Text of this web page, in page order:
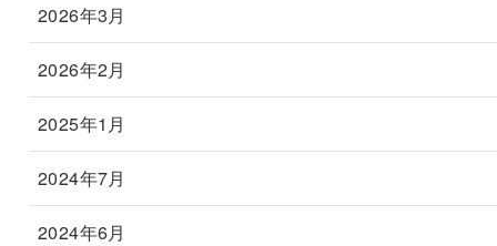
2026年3月
2026年2月
2025年1月
2024年7月
2024年6月